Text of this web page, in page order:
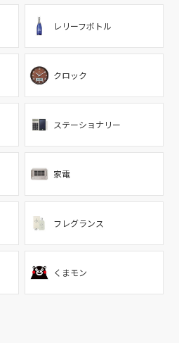
レリーフボトル
クロック
ステーショナリー
家電
フレグランス
くまモン